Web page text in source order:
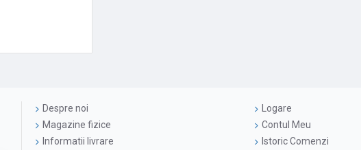
Despre noi
Magazine fizice
Informatii livrare
Logare
Contul Meu
Istoric Comenzi